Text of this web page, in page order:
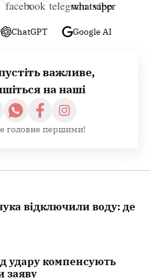
ChatGPT Google AI
важливе,
на наші
головне першими!
відключили воду: де
удару компенсують
заяву